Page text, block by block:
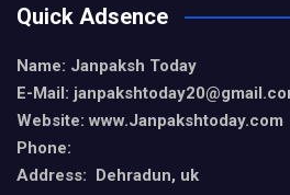
Quick Adsence
Name: Janpaksh Today
E-Mail:
Website: www.Janpakshtoday.com
Phone:
Address: Dehradun, uk